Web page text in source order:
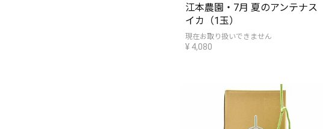
江本農園・7月 夏のアンテナス
イカ（1玉）
現在お取り扱いできません
¥ 4,080